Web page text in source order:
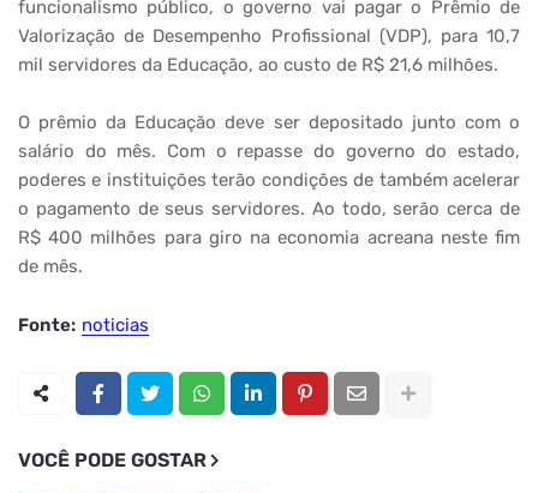
funcionalismo público, o governo vai pagar o Prêmio de
Valorização de Desempenho Profissional (VDP), para 10,7
mil servidores da Educação, ao custo de R$ 21,6 milhões.
O prêmio da Educação deve ser depositado junto com o
salário do mês. Com o repasse do governo do estado,
poderes e instituições terão condições de também acelerar
o pagamento de seus servidores. Ao todo, serão cerca de
R$ 400 milhões para giro na economia acreana neste fim
de mês.
Fonte: noticias
VOCÊ PODE GOSTAR